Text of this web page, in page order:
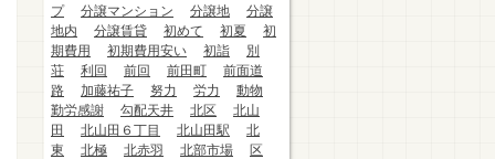
プ
分譲マンション 分譲地
分譲
地内
分譲賃貸 初めて 初夏
初
期費用
初期費用安い 初詣
別
荘
利回 前回 前田町
前面道
路
加藤祐子 努力 労力
動物
勤労感謝
勾配天井 北区
北山
田
北山田６丁目 北山田駅
北
東
北極 北赤羽 北部市場
区